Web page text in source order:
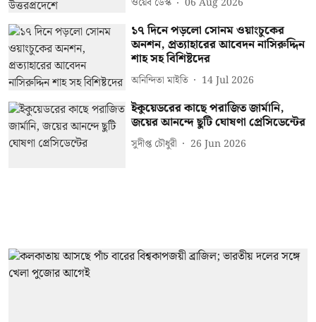
১৭ দিনে পড়লো সোনম ওয়াংচুকের
অনশন, প্রত্যাহারের আবেদন নাসিরুদ্দিন
শাহ সহ বিশিষ্টদের
অনিন্দিতা মাইতি 14 Jul 2026
ইকুয়েডরের কাছে পরাজিত জার্মানি,
জয়ের আনন্দে ছুটি ঘোষণা প্রেসিডেন্টের
সুদীপ্ত চৌধুরী 26 Jun 2026